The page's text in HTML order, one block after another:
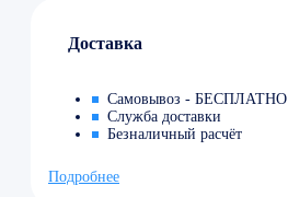
Доставка
Самовывоз - БЕСПЛАТНО
Служба доставки
Безналичный расчёт
Подробнее